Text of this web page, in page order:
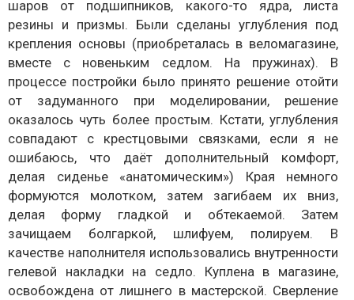
шаров от подшипников, какого-то ядра, листа
резины и призмы. Были сделаны углубления под
крепления основы (приобреталась в веломагазине,
вместе с новеньким седлом. На пружинах). В
процессе постройки было принято решение отойти
от задуманного при моделировании, решение
оказалось чуть более простым. Кстати, углубления
совпадают с крестцовыми связками, если я не
ошибаюсь, что даёт дополнительный комфорт,
делая сиденье «анатомическим») Края немного
формуются молотком, затем загибаем их вниз,
делая форму гладкой и обтекаемой. Затем
зачищаем болгаркой, шлифуем, полируем. В
качестве наполнителя использовались внутренности
гелевой накладки на седло. Куплена в магазине,
освобождена от лишнего в мастерской. Сверление